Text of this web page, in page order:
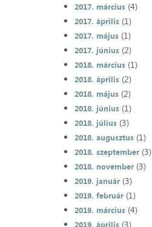
2017. március(4)
2017. április(1)
2017. május(1)
2017. június(2)
2018. március(1)
2018. április(2)
2018. május(2)
2018. június(1)
2018. július(3)
2018. augusztus(1)
2018. szeptember(3)
2018. november(3)
2019. január(3)
2019. február(1)
2019. március(4)
2019. április(3)